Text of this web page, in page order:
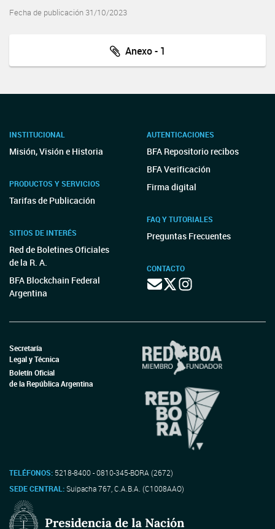
Fecha de publicación 31/10/2023
Anexo - 1
INSTITUCIONAL
Misión, Visión e Historia
PRODUCTOS Y SERVICIOS
Tarifas de Publicación
SITIOS DE INTERÉS
Red de Boletines Oficiales
de la R. A.
BFA Blockchain Federal
Argentina
AUTENTICACIONES
BFA Repositorio recibos
BFA Verificación
Firma digital
FAQ Y TUTORIALES
Preguntas Frecuentes
CONTACTO
Secretaría
Legal y Técnica
Boletín Oficial
de la República Argentina
TELÉFONOS: 5218-8400 - 0810-345-BORA (2672)
SEDE CENTRAL:Suipacha 767, C.A.B.A. (C1008AAO)